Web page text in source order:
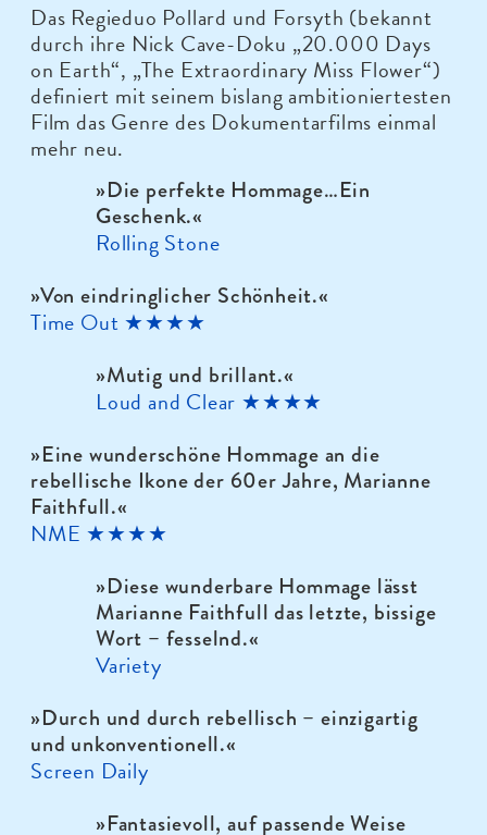
Das Regieduo Pollard und Forsyth (bekannt
durch ihre Nick Cave-Doku „20.000 Days
on Earth“, „The Extraordinary Miss Flower“)
definiert mit seinem bislang ambitioniertesten
Film das Genre des Dokumentarfilms einmal
mehr neu.
»Die perfekte Hommage…Ein
Geschenk.«
Rolling Stone
»Von eindringlicher Schönheit.«
Time Out ★★★★
»Mutig und brillant.«
Loud and Clear ★★★★
»Eine wunderschöne Hommage an die
rebellische Ikone der 60er Jahre, Marianne
Faithfull.«
NME ★★★★
»Diese wunderbare Hommage lässt
Marianne Faithfull das letzte, bissige
Wort – fesselnd.«
Variety
»Durch und durch rebellisch – einzigartig
und unkonventionell.«
Screen Daily
»Fantasievoll, auf passende Weise